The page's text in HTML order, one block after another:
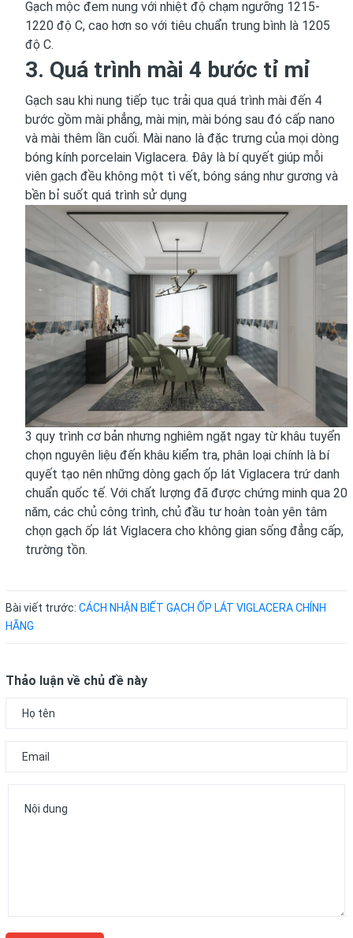
Gạch mộc đem nung với nhiệt độ chạm ngưỡng 1215-
1220 độ C, cao hơn so với tiêu chuẩn trung bình là 1205
độ C.
3. Quá trình mài 4 bước tỉ mỉ
Gạch sau khi nung tiếp tục trải qua quá trình mài đến 4
bước gồm mài phẳng, mài mịn, mài bóng sau đó cấp nano
và mài thêm lần cuối. Mài nano là đặc trưng của mọi dòng
bóng kính porcelain Viglacera. Đây là bí quyết giúp mỗi
viên gạch đều không một tì vết, bóng sáng như gương và
bền bỉ suốt quá trình sử dụng
3 quy trình cơ bản nhưng nghiêm ngặt ngay từ khâu tuyển
chọn nguyên liệu đến khâu kiểm tra, phân loại chính là bí
quyết tạo nên những dòng gạch ốp lát Viglacera trứ danh
chuẩn quốc tế. Với chất lượng đã được chứng minh qua 20
năm, các chủ công trình, chủ đầu tư hoàn toàn yên tâm
chọn gạch ốp lát Viglacera cho không gian sống đẳng cấp,
trường tồn.
Bài viết trước: CÁCH NHẬN BIẾT GẠCH ỐP LÁT VIGLACERA CHÍNH
HÃNG
Thảo luận về chủ đề này